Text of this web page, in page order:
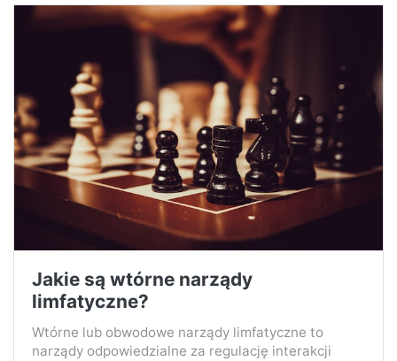
Jakie są wtórne narządy
limfatyczne?
Wtórne lub obwodowe narządy limfatyczne to
narządy odpowiedzialne za regulację interakcji